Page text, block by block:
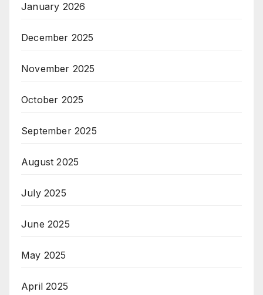
January 2026
December 2025
November 2025
October 2025
September 2025
August 2025
July 2025
June 2025
May 2025
April 2025